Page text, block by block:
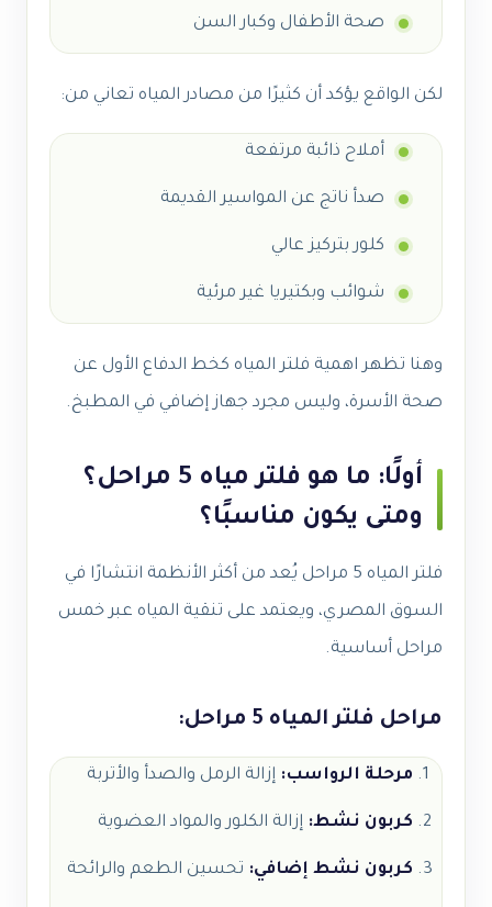
صحة الأطفال وكبار السن
لكن الواقع يؤكد أن كثيرًا من مصادر المياه تعاني من:
أملاح ذائبة مرتفعة
صدأ ناتج عن المواسير القديمة
كلور بتركيز عالي
شوائب وبكتيريا غير مرئية
وهنا تظهر اهمية فلتر المياه كخط الدفاع الأول عن
صحة الأسرة، وليس مجرد جهاز إضافي في المطبخ.
أولًا: ما هو فلتر مياه 5 مراحل؟
ومتى يكون مناسبًا؟
فلتر المياه 5 مراحل يُعد من أكثر الأنظمة انتشارًا في
السوق المصري، ويعتمد على تنقية المياه عبر خمس
مراحل أساسية.
مراحل فلتر المياه 5 مراحل:
مرحلة الرواسب: إزالة الرمل والصدأ والأتربة
كربون نشط: إزالة الكلور والمواد العضوية
كربون نشط إضافي: تحسين الطعم والرائحة